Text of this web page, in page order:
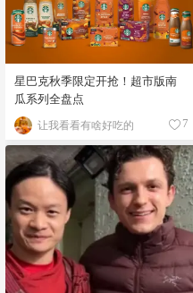
星巴克秋季限定开抢！超市版南
瓜系列全盘点
让我看看有啥好吃的 7